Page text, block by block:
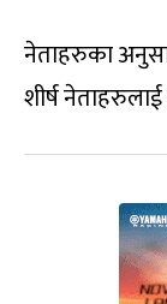
नेताहरुका
शीर्ष